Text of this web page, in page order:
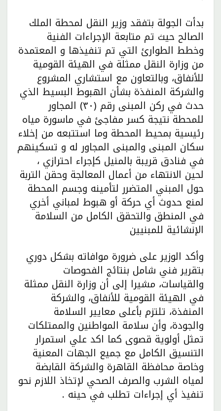
بدأت الجولة بتفقد وزير النقل لمحطة الملك
الصالح حيث تم متابعة الإجراءات الفنية
وخطط الطوارئ التي تم تنفيذها و المعتمدة
من وزارة النقل ممثلة في الهيئة القومية
للأنفاق، وبالتعاون مع استشاري المشروع
والشركة المنفذة بشأن الهبوط البسيط الذي
حدث في ركن المبنى رقم (٣٠) المجاور
للمحطة نتيجة كسر مفاجئ في ماسورة مياه
رئيسية بمحيط المحطة وما استتبعه من إخلاء
سكان المبنى والمبنى المجاور له و تسكينهم
في فنادق قريبة بالمنيل كإجراء احترازي ،
لحين الانتهاء من أعمال المعالجة وحقن التربة
حول المبني المتضرر لتأمينه وجسم المحطة
لمنع حدوث أي حركة أو هبوط لمباني أخري
في المنطق والتحقق الكامل من السلامة
الإنشائية للمبنيين
وأكد الوزير على ضرورة موافاته بشكل دوري
بتقرير فني شامل بنتائج الفحوصات
والقياسات، مشيرا إلى أن وزارة النقل ممثلة
في الهيئة القومية للأنفاق، والشركة
المنفذة، تلتزم بأعلى معايير السلامة
والجودة، وأن سلامة المواطنين والممتلكات
تمثل أولوية قصوى كما اكد علي استمرار
التنسيق الكامل مع جميع الجهات المعنية
وخاصة محافظة القاهرة والشركة القابضة
لمياه الشرب والصرف الصحي لإتخاذ اللازم نحو
تنفيذ أي إجراءات تطلب في حينه .